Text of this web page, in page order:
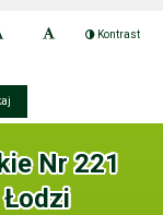
Kontrast
Nr 221